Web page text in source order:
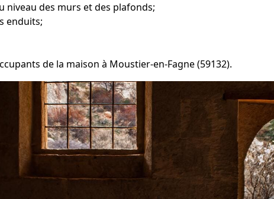
niveau des murs et des plafonds;
enduits;
de la maison à Moustier-en-Fagne (59132).